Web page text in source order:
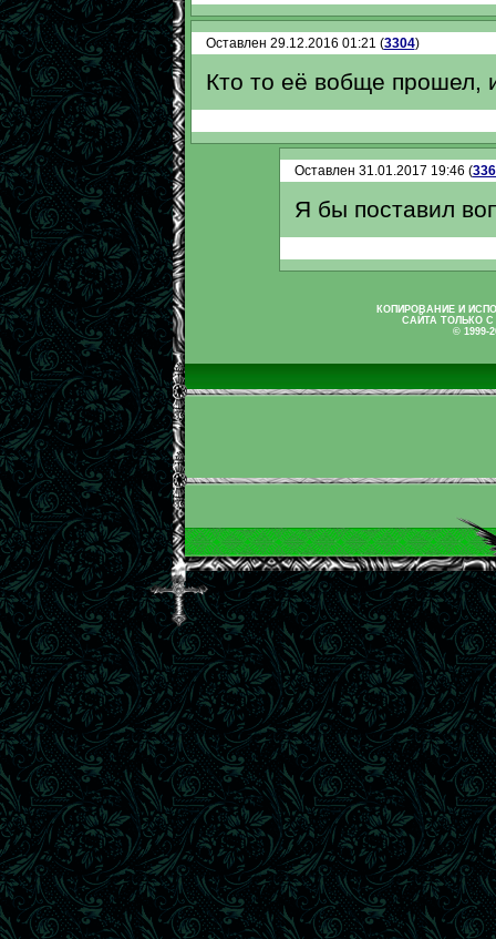
Оставлен 29.12.2016 01:21 (3304)
Кто то её вобще прошел,
Оставлен 31.01.2017 19:46 (
Я бы поставил
КОПИРОВАНИЕ И
САЙТА ТОЛЬКО
© 1999-